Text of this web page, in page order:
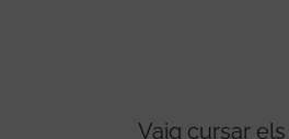
Vaig cursar